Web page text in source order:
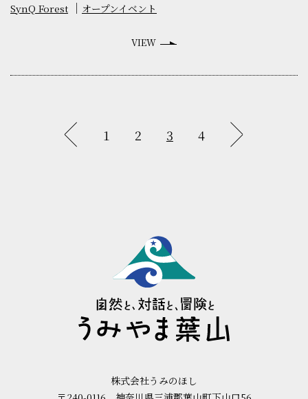
SynQ Forest オープンイベント
VIEW
1 2 3 4
株式会社うみのほし